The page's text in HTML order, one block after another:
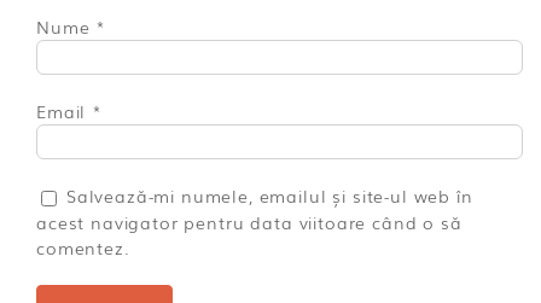
Nume *
Email *
Salvează-mi numele, emailul și site-ul web în
acest navigator pentru data viitoare când o să
comentez.